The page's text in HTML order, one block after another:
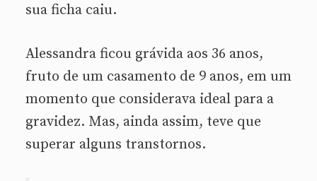
sua ficha caiu.
Alessandra ficou grávida aos 36 anos,
fruto de um casamento de 9 anos, em um
momento que considerava ideal para a
gravidez. Mas, ainda assim, teve que
superar alguns transtornos.